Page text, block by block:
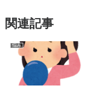
関連記事
悩み